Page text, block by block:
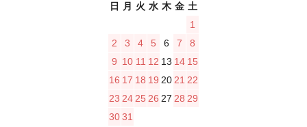
日
月 火 水 木 金 土
1
2
3 4 5 6 7
8
9 10 11 12 13 14 15
16 17 18 19 20 21 22
23 24 25 26 27 28 29
3031